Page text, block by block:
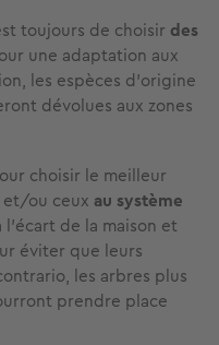
toujours de choisir des
une adaptation aux
les espèces d’origine
dévolues aux zones
choisir le meilleur
et/ou ceux au système
de la maison et
éviter que leurs
les arbres plus
prendre place